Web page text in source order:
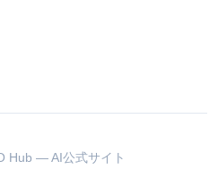
Hub — AI公式サイト